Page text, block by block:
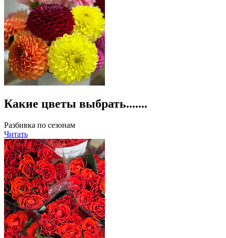
Какие цветы выбрать.......
Разбивка по сезонам
Читать